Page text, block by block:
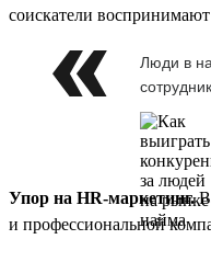
соискатели
Люди в
Упор на HR-маркетинг.
и профессиональной